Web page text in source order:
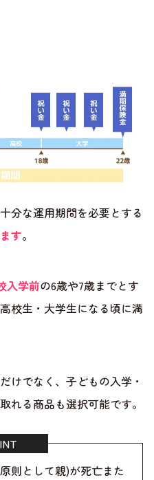
分な運用期間を必要とする
す。
入学前の6歳や7歳までとす
校生・大学生になる頃に満
けでなく、子どもの入学・
れる商品も選択可能です。
則として親)が死亡また